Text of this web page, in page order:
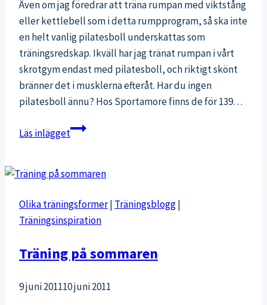
Även om jag föredrar att träna rumpan med viktstång
eller kettlebell som i detta rumpprogram, så ska inte
en helt vanlig pilatesboll underskattas som
träningsredskap. Ikväll har jag tränat rumpan i vårt
skrotgym endast med pilatesboll, och riktigt skönt
bränner det i musklerna efteråt. Har du ingen
pilatesboll ännu? Hos Sportamore finns de för 139…
Läs inläggetÖvningar
med
Olika träningsformer| Träningsblogg|
Träningsinspiration
Träning på sommaren
9 juni 201110 juni 2011